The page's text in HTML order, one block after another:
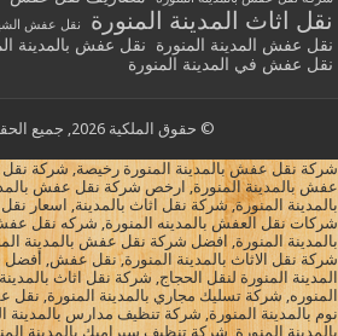
نقل اثاث المدينة المنورة نقل عفش
نقل عفش المدينة المنورة
نقل عفش بالمدينة
نقل عفش في المدينة المنورة
© حقوق الملكية 2026, جميع الحقوق محفوظة
شركة نقل عفش بالمدينة المنورة رخيصة, شركة نقل
عفش بالمدينة المنورة, ارخص شركة نقل عفش
بالمدينة المنورة, شركة نقل اثاث بالمدينة, اسعار
شركات نقل العفش بالمدينه المنورة, شركه نقل
بالمدينة المنورة, افضل شركة نقل عفش بالمدينة
شركة نقل الاثاث بالمدينة المنورة, نقل عفش,
المدينة المنورة لنقل الحجاج, شركة نقل اثاث
المنوره, شركة تسليك مجاري بالمدينة المنورة,
نوم بالمدينة المنورة, شركة تنظيف مدارس
بالمدينة المنورة, شركة تنظيف سيراميك بالمدينة